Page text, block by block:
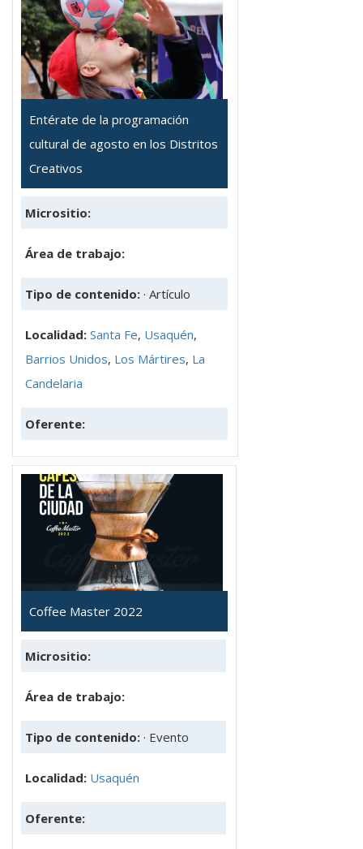
Entérate de la programación
cultural de agosto en los Distritos
Creativos
Micrositio:
Área de trabajo:
Tipo de contenido: · Artículo
Localidad: Santa Fe, Usaquén,
Barrios Unidos, Los Mártires, La
Candelaria
Oferente:
Coffee Master 2022
Micrositio:
Área de trabajo:
Tipo de contenido: · Evento
Localidad: Usaquén
Oferente: